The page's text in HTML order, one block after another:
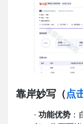
靠岸妙写 （点
· 功能优势